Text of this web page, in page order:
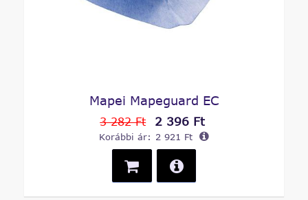
Mapei Mapeguard EC
3 282 Ft 2 396 Ft
Korábbi ár: 2 921 Ft